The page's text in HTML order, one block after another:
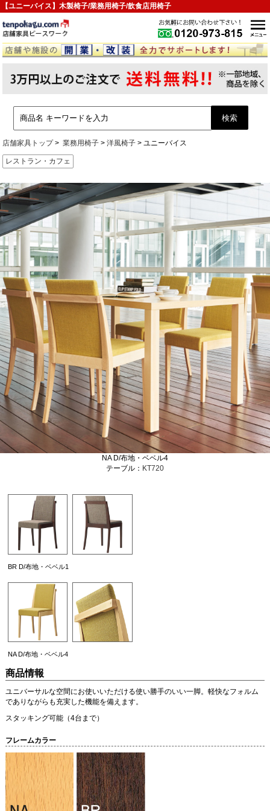
【ユニーバイス】木製椅子/業務用椅子/飲食店用椅子
店舗家具トップ 業務用椅子 洋風椅子 ユニーバイス
レストラン・カフェ
NA D/布地・ベベル4
テーブル： KT720
BR D/布地・ベベル1
NA D/布地・ベベル4
商品情報
ユニバーサルな空間にお使いいただける使い勝手のいい一脚。軽快なフォルム
でありながらも充実した機能を備えます。
スタッキング可能（4台まで）
フレームカラー